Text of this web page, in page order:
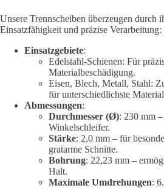
Unsere Trennscheiben überzeugen durch
Einsatzfähigkeit und präzise Verarbeitung:
Einsatzgebiete:
Edelstahl-Schienen: Für
Materialbeschädigung.
Eisen, Blech, Metall, Stahl:
für unterschiedlichste
Abmessungen:
Durchmesser (Ø): 230 mm
Winkelschleifer.
Stärke: 2,0 mm – für
gratarme Schnitte.
Bohrung: 22,23 mm –
Halt.
Maximale Umdrehungen: